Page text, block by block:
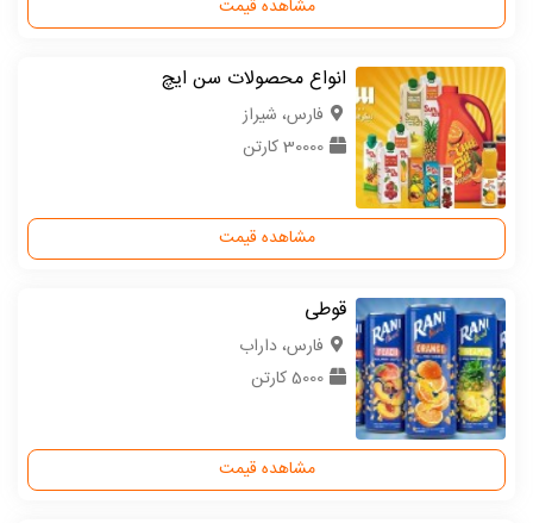
مشاهده قیمت
انواع محصولات سن ایچ
فارس، شیراز
30000 کارتن
مشاهده قیمت
قوطی
فارس، داراب
5000 کارتن
مشاهده قیمت